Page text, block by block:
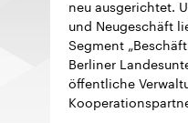
neu ausgerichtet.
und Neugeschäft
Segment
Berliner
öffentliche